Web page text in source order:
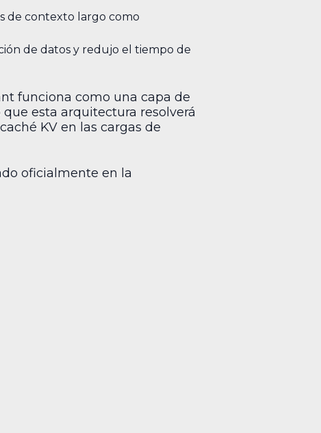
de contexto largo como
de datos y redujo el tiempo de
funciona como una capa de
esta arquitectura resolverá
KV en las cargas de
oficialmente en la